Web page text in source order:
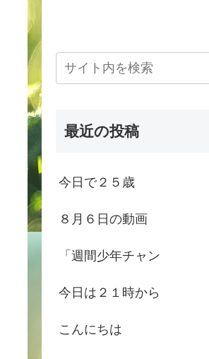
最近の投稿
今日で２５歳
８月６日の動画
「週間少年チャン
今日は２１時から
こんにちは